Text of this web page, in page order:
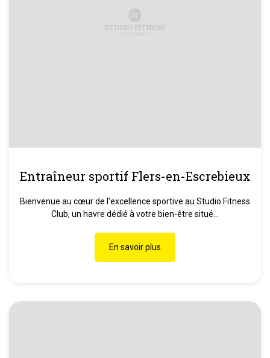
Entraîneur sportif Flers-en-Escrebieux
Bienvenue au cœur de l'excellence sportive au Studio Fitness
Club, un havre dédié à votre bien-être situé...
En savoir plus